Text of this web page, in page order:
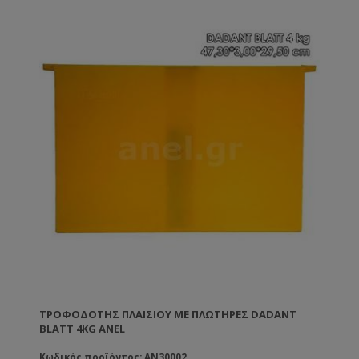
από λεηλασία. Τοποθετείται και σε ξύλινη και σε
πλαστική κυψέλη. TIP :Το χειμώνα μπορείτε να τον
χρησιμοποιήσετε για να περιορίσετε το χώρο στις
ΤΡΟΦΟΔΌΤΗΣ ΠΛΑΙΣΊΟΥ ΜΕ ΠΛΩΤΉΡΕΣ DADANT
BLATT 4KG ANEL